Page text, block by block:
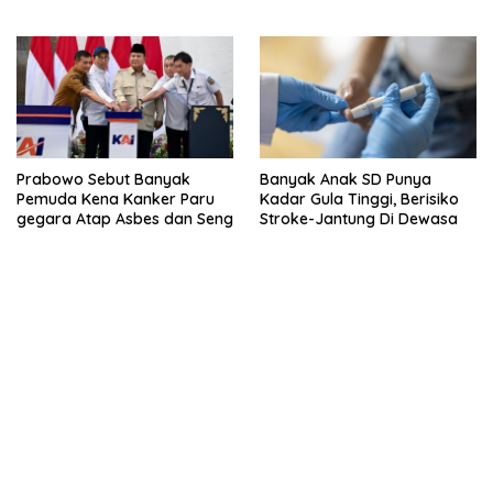
Prabowo Sebut Banyak
Pemuda Kena Kanker Paru
gegara Atap Asbes dan Seng
Banyak Anak SD Punya
Kadar Gula Tinggi, Berisiko
Stroke-Jantung Di Dewasa